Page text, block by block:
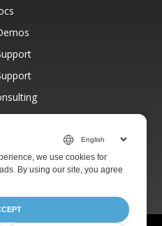
we use cookies for
By using our site, you agree